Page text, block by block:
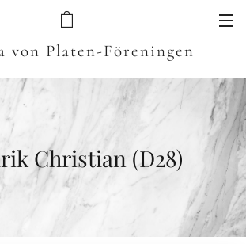
von Platen-Föreningen
Christian (D28)